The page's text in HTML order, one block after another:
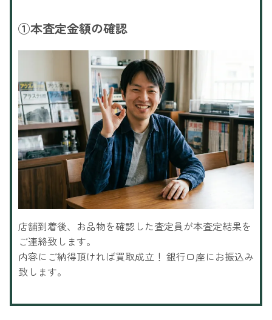
①本査定金額の確認
店舗到着後、お品物を確認した査定員が本査定結果を
ご連絡致します。
内容にご納得頂ければ買取成立！ 銀行口座にお振込み
致します。